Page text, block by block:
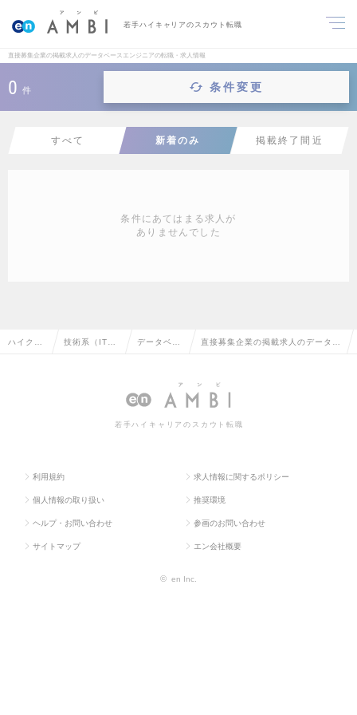
若手ハイキャリアのスカウト転職
直接募集企業の掲載求人のデータベースエンジニアの転職・求人情報
0 件 条件変更
すべて 新着のみ 掲載終了間近
条件にあてはまる求人が
ありませんでした
ハイクラ 技術系（IT・ データベー
ア
直接募集企業の掲載求人のデータベ
若手ハイキャリアのスカウト転職
利用規約 求人情報に関するポリシー
個人情報の取り扱い 推奨環境
ヘルプ・お問い合わせ 参画のお問い合わせ
サイトマップ エン会社概要
© en Inc.